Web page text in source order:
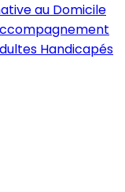
au Domicile
Handicapés